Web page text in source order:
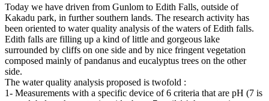
Today we have driven from Gunlom to Edith Falls, outside of
Kakadu park, in further southern lands. The research activity has
been oriented to water quality analysis of the waters of Edith falls.
Edith falls are filling up a kind of little and gorgeous lake
surrounded by cliffs on one side and by nice fringent vegetation
composed mainly of pandanus and eucalyptus trees on the other
side.
The water quality analysis proposed is twofold :
1- Measurements with a specific device of 6 criteria that are pH (7 is